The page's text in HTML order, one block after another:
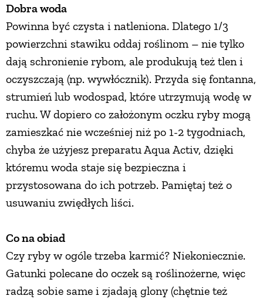
Dobra woda
Powinna być czysta i natleniona. Dlatego 1/3
powierzchni stawiku oddaj roślinom – nie tylko
dają schronienie rybom, ale produkują też tlen i
oczyszczają (np. wywłócznik). Przyda się fontanna,
strumień lub wodospad, które utrzymują wodę w
ruchu. W dopiero co założonym oczku ryby mogą
zamieszkać nie wcześniej niż po 1-2 tygodniach,
chyba że użyjesz preparatu Aqua Activ, dzięki
któremu woda staje się bezpieczna i
przystosowana do ich potrzeb. Pamiętaj też o
usuwaniu zwiędłych liści.
Co na obiad
Czy ryby w ogóle trzeba karmić? Niekoniecznie.
Gatunki polecane do oczek są roślinożerne, więc
radzą sobie same i zjadają glony (chętnie też
RZEMIOSŁO
ZWYCZAJE
ZRÓB TO SAM
PRZEPISY
ŚNIADANIA
PRZYSTAWKI
DANIA GŁÓWNE